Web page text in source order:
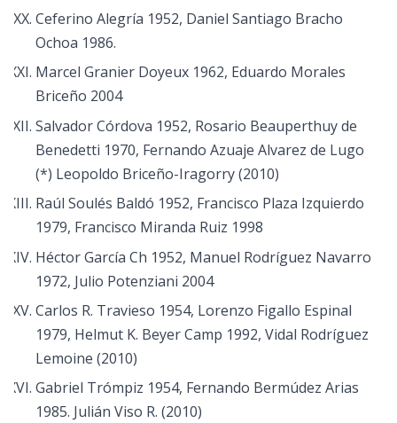
Ceferino Alegría 1952, Daniel Santiago Bracho
Ochoa 1986.
Marcel Granier Doyeux 1962, Eduardo Morales
Briceño 2004
Salvador Córdova 1952, Rosario Beauperthuy de
Benedetti 1970, Fernando Azuaje Alvarez de Lugo
(*) Leopoldo Briceño-Iragorry (2010)
Raúl Soulés Baldó 1952, Francisco Plaza Izquierdo
1979, Francisco Miranda Ruiz 1998
Héctor García Ch 1952, Manuel Rodríguez Navarro
1972, Julio Potenziani 2004
Carlos R. Travieso 1954, Lorenzo Figallo Espinal
1979, Helmut K. Beyer Camp 1992, Vidal Rodríguez
Lemoine (2010)
Gabriel Trómpiz 1954, Fernando Bermúdez Arias
1985. Julián Viso R. (2010)